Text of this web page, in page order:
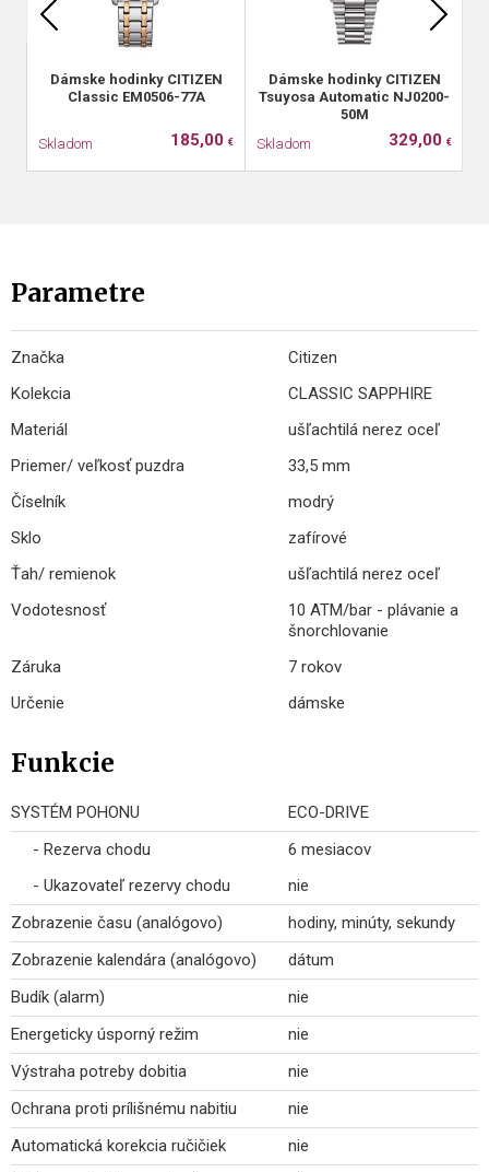
Dámske hodinky CITIZEN
Classic EM0506-77A
Skladom 185,00 €
Dámske hodinky CITIZEN
Tsuyosa Automatic NJ0200-
50M
Skladom
329,00 €
Parametre
Značka
Citizen
Kolekcia
CLASSIC SAPPHIRE
Materiál
ušľachtilá nerez oceľ
Priemer/ veľkosť puzdra
33,5 mm
Číselník
modrý
Sklo
zafírové
Ťah/ remienok
ušľachtilá nerez oceľ
Vodotesnosť
10 ATM/bar - plávanie a
šnorchlovanie
Záruka
7 rokov
Určenie
dámske
Funkcie
SYSTÉM POHONU
ECO-DRIVE
- Rezerva chodu
6 mesiacov
- Ukazovateľ rezervy chodu
nie
Zobrazenie času (analógovo)
hodiny, minúty, sekundy
Zobrazenie kalendára (analógovo)
dátum
Budík (alarm)
nie
Energeticky úsporný režim
nie
Výstraha potreby dobitia
nie
Ochrana proti prílišnému nabitiu
nie
Automatická korekcia ručičiek
nie